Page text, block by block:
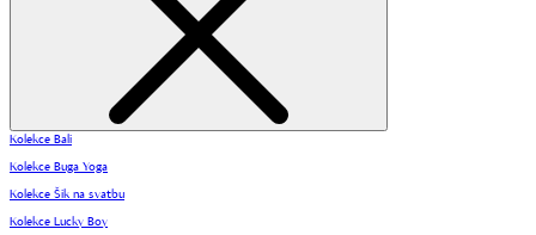
Kolekce Bali
Kolekce Buga Yoga
Kolekce Šik na svatbu
Kolekce Lucky Boy